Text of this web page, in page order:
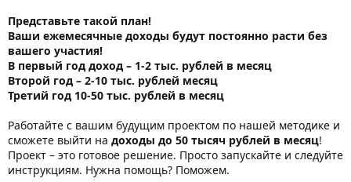
Представьте такой план!
Ваши ежемесячные доходы будут постоянно расти без
вашего участия!
В первый год доход – 1-2 тыс. рублей в месяц
Второй год – 2-10 тыс. рублей месяц
Третий год 10-50 тыс. рублей в месяц
Работайте с вашим будущим проектом по нашей методике и
сможете выйти на доходы до 50 тысяч рублей в месяц!
Проект – это готовое решение. Просто запускайте и следуйте
инструкциям. Нужна помощь? Поможем.